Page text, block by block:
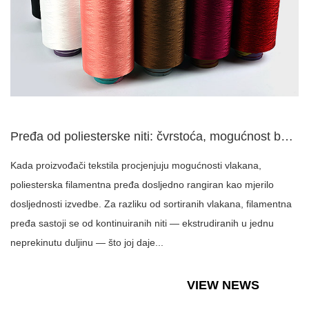
Pređa od poliesterske niti: čvrstoća, mogućnost bojanja i up...
Kada proizvođači tekstila procjenjuju mogućnosti vlakana,
poliesterska filamentna pređa dosljedno rangiran kao mjerilo
dosljednosti izvedbe. Za razliku od sortiranih vlakana, filamentna
pređa sastoji se od kontinuiranih niti — ekstrudiranih u jednu
neprekinutu duljinu — što joj daje...
VIEW NEWS